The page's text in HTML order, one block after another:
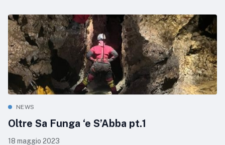
NEWS
Oltre Sa Funga ‘e S’Abba pt.1
18 maggio 2023